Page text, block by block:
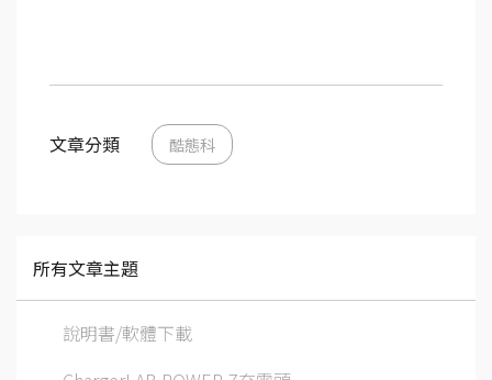
文章分類 酷態科
所有文章主題
說明書/軟體下載